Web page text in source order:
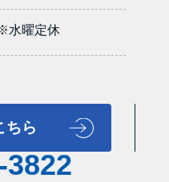
水曜定休
ちら
3822